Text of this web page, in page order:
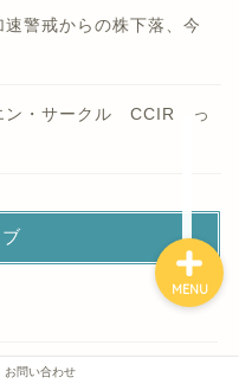
警戒からの株下落、今
ン・サークル CCIR っ
お問い合わせ
MENU
ホーム